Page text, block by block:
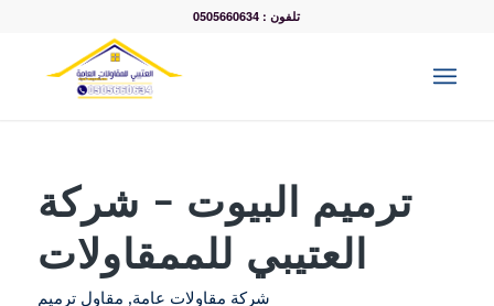
تلفون : 0505660634
ترميم البيوت – شركة
العتيبي للممقاولات
شركة مقاولات عامة, مقاول ترميم